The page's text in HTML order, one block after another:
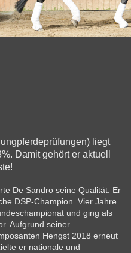
liegt
Damit gehört er aktuell
De Sandro seine Qualität. Er
DSP-Champion. Vier Jahre
und ging als
Aufgrund seiner
Hengst 2018 erneut
er nationale und